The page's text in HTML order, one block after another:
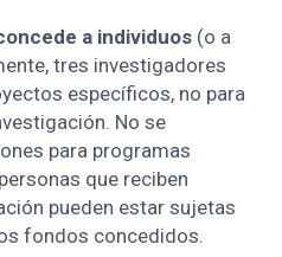
a individuos (o a
tres investigadores
específicos, no para
No se
para programas
que reciben
pueden estar sujetas
fondos concedidos.